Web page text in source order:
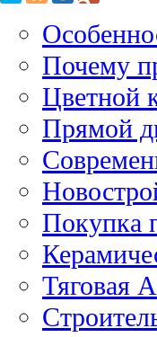
Почему
Цветной
Прямой
Покупка
Тяговая